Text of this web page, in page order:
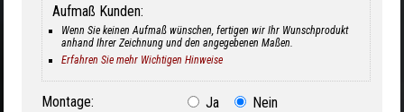
Aufmaß Kunden:
Wenn Sie keinen Aufmaß wünschen, fertigen wir Ihr Wunschprodukt
anhand Ihrer Zeichnung und den angegebenen Maßen.
Erfahren Sie mehr Wichtigen Hinweise
Montage: Ja
Nein